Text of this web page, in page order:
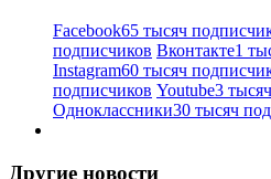
Facebook65 тысяч
подписчиков Вконтакте1
Instagram60 тысяч
подписчиков Youtube3
Одноклассники30 тысяч
Другие новости